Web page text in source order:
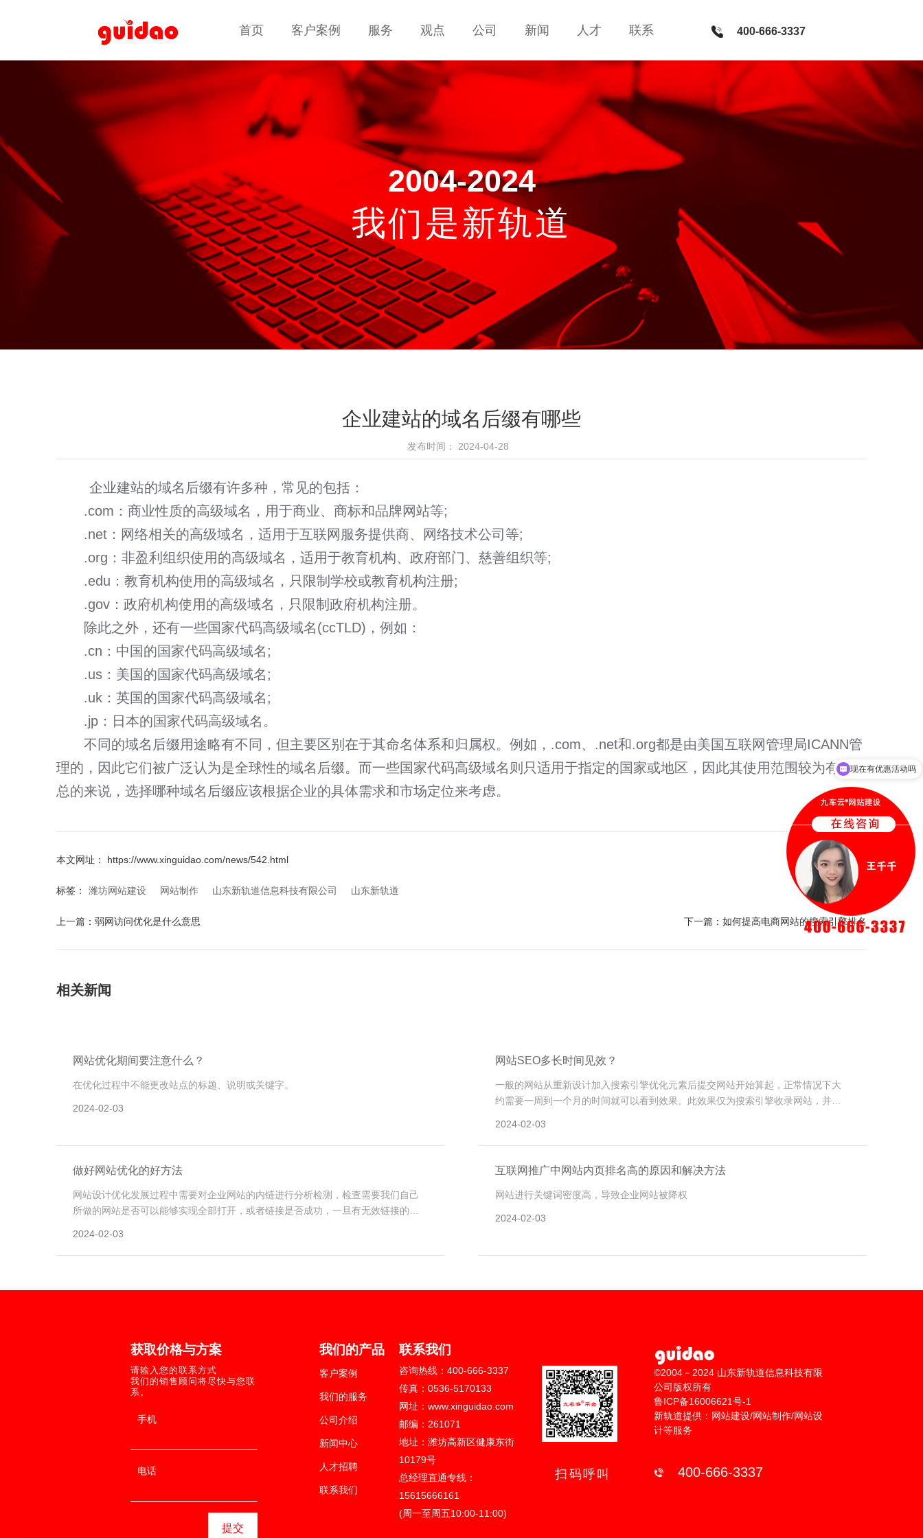
首页 客户案例 服务 观点 公司 新闻 人才 联系
客户案例 观点 公司 新闻 人才
400-666-3337
首页 客户案例 服务 观点 公司 新闻 人才 联系
客户案例 观点 公司 新闻 人才
400-666-3337
高端定制网站建设
品牌官网 · 集团网站 · 营销型网站 · 响应式网站建设 · 电子
商务平台 · 业务系统定制
移动互联网解决方案
手机网站建设 ·APP开发 · H5页面设计开发
新媒体 · 服务
微官网建设 · PC网站和微信平台整合方案 · 微信公众号运
营 · H5社交游戏开发
短视频智能引流获客系统
微官网建设 · PC网站和微信平台整合方案
微信小程序开发
短视频精 · 准营销工具
2004-2024
我们是新轨道
企业建站的域名后缀有哪些
发布时间： 2024-04-28
企业建站的域名后缀有许多种，常见的包括：
.com：商业性质的高级域名，用于商业、商标和品牌网站等;
.net：网络相关的高级域名，适用于互联网服务提供商、网络技术公司等;
.org：非盈利组织使用的高级域名，适用于教育机构、政府部门、慈善组织等;
.edu：教育机构使用的高级域名，只限制学校或教育机构注册;
.gov：政府机构使用的高级域名，只限制政府机构注册。
除此之外，还有一些国家代码高级域名(ccTLD)，例如：
.cn：中国的国家代码高级域名;
.us：美国的国家代码高级域名;
.uk：英国的国家代码高级域名;
.jp：日本的国家代码高级域名。
不同的域名后缀用途略有不同，但主要区别在于其命名体系和归属权。例如，.com、.net和.org都是由美国互联网管理局ICANN管
理的，因此它们被广泛认为是全球性的域名后缀。而一些国家代码高级域名则只适用于指定的国家或地区，因此其使用范围较为有限。
总的来说，选择哪种域名后缀应该根据企业的具体需求和市场定位来考虑。
本文网址： https://www.xinguidao.com/news/542.html
标签： 潍坊网站建设 网站制作 山东新轨道信息科技有限公司 山东新轨道
上一篇： 弱网访问优化是什么意思 下一篇： 如何提高电商网站的搜索引擎排名
相关新闻
网站优化期间要注意什么？
在优化过程中不能更改站点的标题、说明或关键字。
2024-02-03
网站SEO多长时间见效？
一般的网站从重新设计加入搜索引擎优化元素后提交网站开始算起，正常情况下大
约需要一周到一个月的时间就可以看到效果。此效果仅为搜索引擎收录网站，并有
2024-02-03
做好网站优化的好方法
网站设计优化发展过程中需要对企业网站的内链进行分析检测，检查需要我们自己
所做的网站是否可以能够实现全部打开，或者链接是否成功，一旦有无效链接的
2024-02-03
互联网推广中网站内页排名高的原因和解决方法
网站进行关键词密度高，导致企业网站被降权
2024-02-03
地址：潍坊高新区健康东街10179号
服务热线：400-666-3337
新轨道提供：网站建设/网站制作/网站设计等服务
获取价格与方案
请输入您的联系方式
我们的销售顾问将尽快与您联
系。
手机
电话
提交
我们的产品
客户案例
我们的服务
公司介绍
新闻中心
人才招聘
联系我们
联系我们
咨询热线：400-666-3337
传真：0536-5170133
网址：www.xinguidao.com
邮编：261071
地址：潍坊高新区健康东街
10179号
总经理直通专线：
15615666161
(周一至周五10:00-11:00)
扫码呼叫
©2004－2024 山东新轨道信息科技有限
公司版权所有
鲁ICP备16006621号-1
新轨道提供：网站建设/网站制作/网站设
计等服务
400-666-3337
现在有优惠活动吗